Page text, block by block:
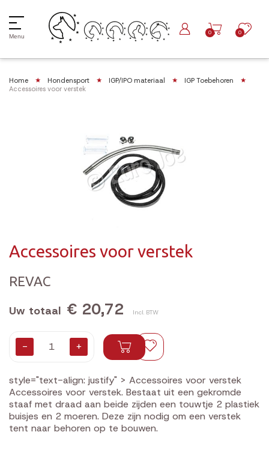
Menu
0 0
Home Hondensport IGP/IPO materiaal
IGP Toebehoren
Accessoires voor verstek
Accessoires voor verstek
REVAC
Uw totaal € 20,72 Incl. BTW
- +
style="text-align: justify" > Accessoires voor verstek
Accessoires voor verstek. Bestaat uit een gekromde
staaf met draad aan beide zijden een touwtje 2 plastiek
buisjes en 2 moeren. Deze zijn nodig om een verstek
tent naar behoren op te bouwen.